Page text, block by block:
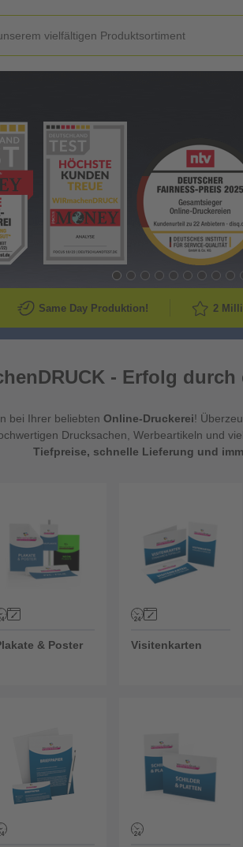
Same Day Produktion! 2
- Erfolg
bei Ihrer beliebten Online-Druckerei!
Drucksachen, Werbeartikeln und
Tiefpreise, schnelle Lieferung und
& Poster Visitenkarten